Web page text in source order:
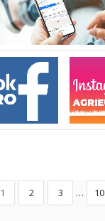
1 2 3 … 10